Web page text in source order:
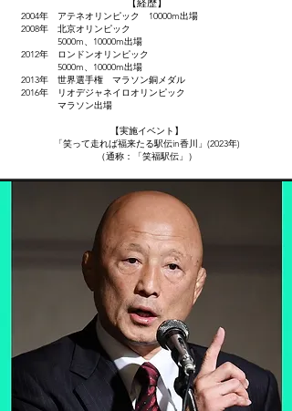
【経歴】
2004年 アテネオリンピック 10000m出場
2008年 北京オリンピック
5000m、10000m出場
​2012年 ロンドンオリンピック
5000m、10000m出場
2013年 世界選手権 マラソン銅メダル
2016年 リオデジャネイロオリンピック
マラソン出場
【実施イベント】
「笑って走れば福来たる駅伝in香川」(2023年)
（通称：「笑福駅伝」）